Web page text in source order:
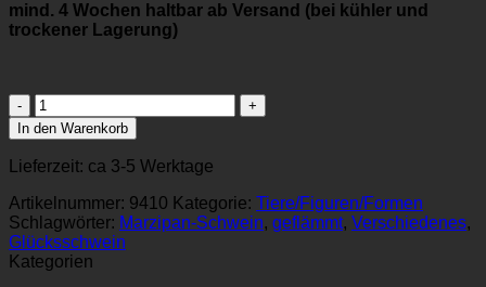
mind. 4 Wochen haltbar ab Versand (bei kühler und
trockener Lagerung)
Glücksschwein geflämmt
Menge
In den Warenkorb
Lieferzeit: ca 3-5 Werktage
Artikelnummer: 9410 Kategorie: Tiere/Figuren/Formen
Schlagwörter: Marzipan-Schwein, geflämmt, Verschiedenes,
Glücksschwein
Kategorien